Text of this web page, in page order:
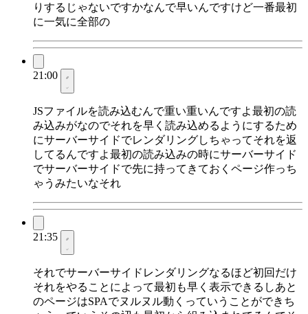
りするじゃないですかなんで早いんですけど一番最初
に一気に全部の
21:00
JSファイルを読み込むんで重い重いんですよ最初の読
み込みがなのでそれを早く読み込めるようにするため
にサーバーサイドでレンダリングしちゃってそれを返
してるんですよ最初の読み込みの時にサーバーサイド
でサーバーサイドで先に持ってきておくページ作っち
ゃうみたいなそれ
21:35
それでサーバーサイドレンダリングなるほど初回だけ
それをやることによって最初も早く表示できるしあと
のページはSPAでヌルヌル動くっていうことができち